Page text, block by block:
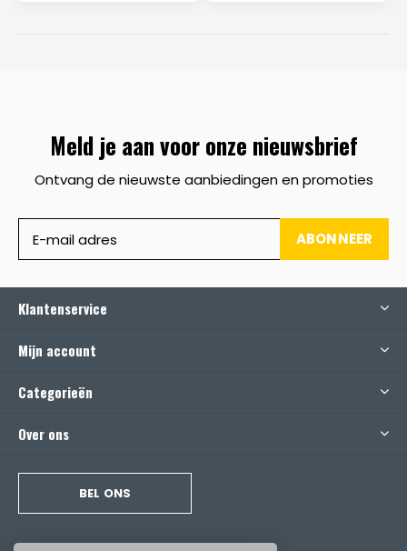
Meld je aan voor onze nieuwsbrief
Ontvang de nieuwste aanbiedingen en promoties
ABONNEER
Klantenservice
Mijn account
Categorieën
Over ons
BEL ONS